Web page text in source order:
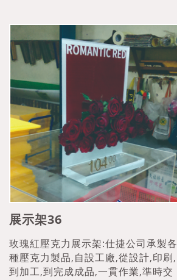
展示架36
玫瑰紅壓克力展示架:仕捷公司承製各
種壓克力製品,自設工廠,從設計,印刷,
到加工,到完成成品,一貫作業,準時交